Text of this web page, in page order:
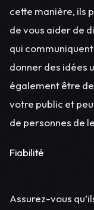
cette manière, ils
de vous aider de
qui
donner des idées
également être
votre public et
de personnes de
Fiabilité
Assurez-vous